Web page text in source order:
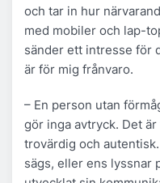
och tar in hur
med mobiler och lap-
sänder ett intresse för
är för mig frånvaro.
– En person utan
gör inga avtryck. Det
trovärdig och
sägs, eller ens lyssnar